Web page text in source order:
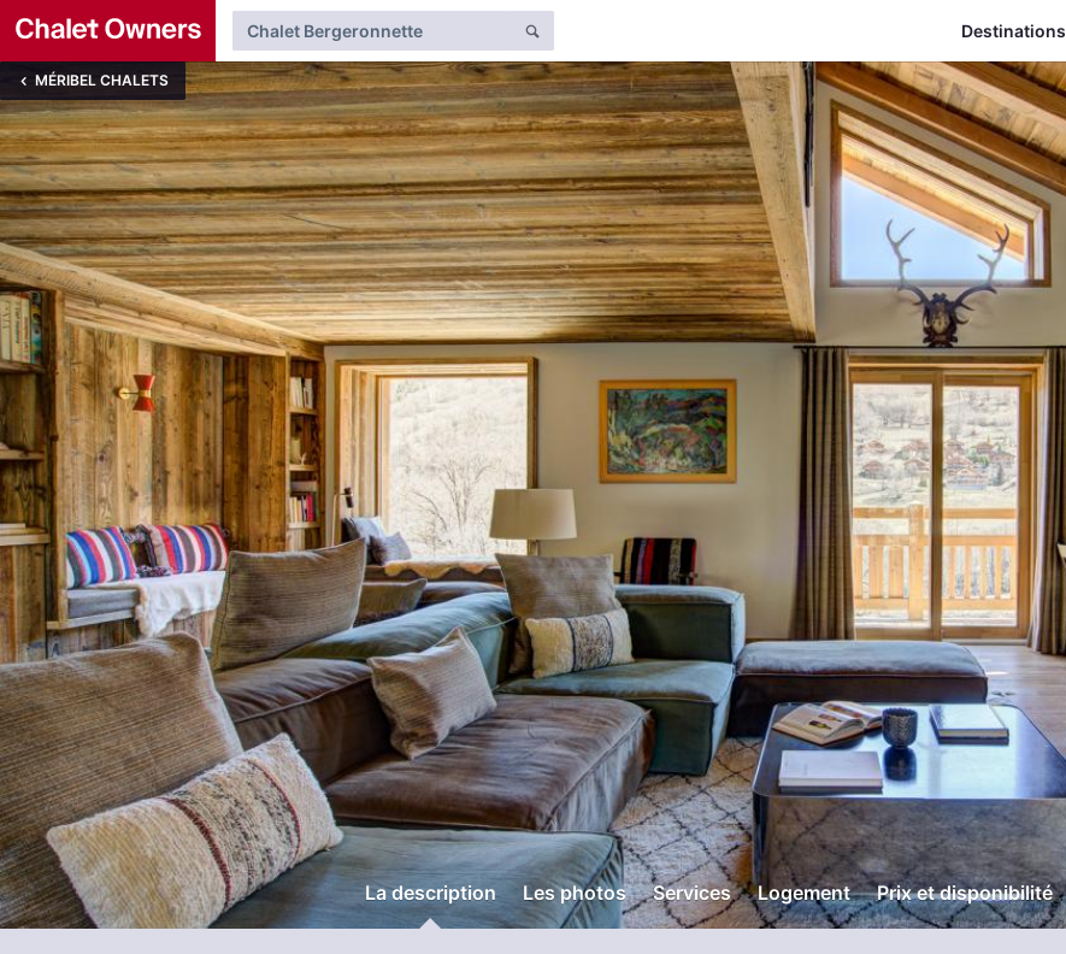
Destinations
MÉRIBEL CHALETS
La description Les photos Services Logement Prix et disponibilité